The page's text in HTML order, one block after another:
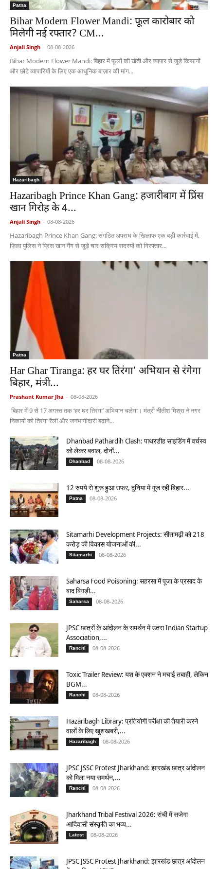
Patna
Bihar Modern Flower Mandi: फूल कारोबार को
मिलेगी नई रफ्तार? CM...
Anjali Singh - 08-08-2026
Bihar Modern Flower Mandi: बिहार में फूलों की खेती और व्यापार से जुड़े किसानों
और छोटे व्यापारियों के लिए एक आधुनिक बाज़ार की मांग...
Hazaribagh
Hazaribagh Prince Khan Gang: हजारीबाग में प्रिंस
खान गिरोह के 4...
Anjali Singh - 08-08-2026
Hazaribagh Prince Khan Gang: संगठित अपराध के खिलाफ एक बड़ी कार्रवाई में,
ज़िला पुलिस ने प्रिंस खान गैंग से जुड़े चार सक्रिय सदस्यों को गिरफ्तार...
Patna
Har Ghar Tiranga: हर घर तिरंगा’ अभियान से रंगेगा
बिहार, मंत्री...
Prashant Kumar Jha - 08-08-2026
बिहार में 9 से 17 अगस्त तक ‘हर घर तिरंगा’ अभियान चलेगा। मंत्री नीतीश मिश्रा ने नगर
निकायों को तिरंगा रैली और जनभागीदारी बढ़ाने...
Dhanbad Pathardih Clash: पाथरडीह साइडिंग में वर्चस्व
को लेकर बवाल, दोनों...
Dhanbad 08-08-2026
12 रुपये से शुरू हुआ सफर, दुनिया में गूंज रही बिहार...
Patna 08-08-2026
Sitamarhi Development Projects: सीतामढ़ी को 218
करोड़ की विकास योजनाओं की...
Sitamarhi 08-08-2026
Saharsa Food Poisoning: सहरसा में पूजा के प्रसाद के
बाद बिगड़ी...
Saharsa 08-08-2026
JPSC छात्रों के आंदोलन के समर्थन में उतरा Indian Startup
Association,...
Ranchi 08-08-2026
Toxic Trailer Review: यश के एक्शन ने मचाई तबाही, लेकिन
BGM...
Ranchi 08-08-2026
Hazaribagh Library: प्रतियोगी परीक्षा की तैयारी करने
वालों के लिए खुशखबरी,...
Hazaribagh 08-08-2026
JPSC JSSC Protest Jharkhand: झारखंड छात्र आंदोलन
को मिला नया समर्थन,...
Ranchi 08-08-2026
Jharkhand Tribal Festival 2026: रांची में सजेगा
आदिवासी संस्कृति का भव्य...
Latest 08-08-2026
JPSC JSSC Protest Jharkhand: झारखंड छात्र आंदोलन